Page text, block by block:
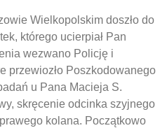
Wielkopolskim doszło do
którego ucierpiał Pan
wezwano Policję i
przewiozło Poszkodowanego
u Pana Macieja S.
skręcenie odcinka szyjnego
kolana. Początkowo